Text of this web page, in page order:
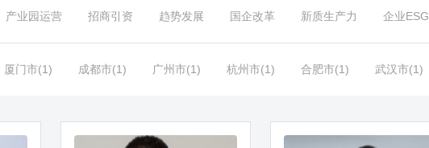
产业园运营 招商引资 趋势发展 国企改革 新质生产力 企业ESG
厦门市(1) 成都市(1) 广州市(1) 杭州市(1) 合肥市(1) 武汉市(1)